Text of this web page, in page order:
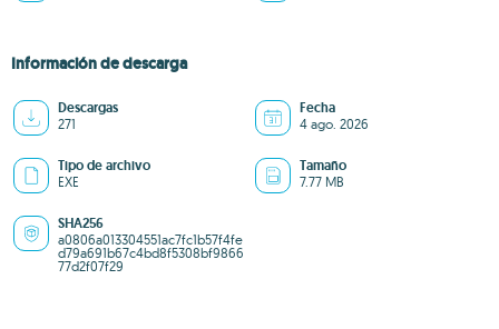
Información de descarga
Descargas
271
Fecha
4 ago. 2026
Tipo de archivo
EXE
Tamaño
7.77 MB
SHA256
a0806a013304551ac7fc1b57f4fe
d79a691b67c4bd8f5308bf9866
77d2f07f29